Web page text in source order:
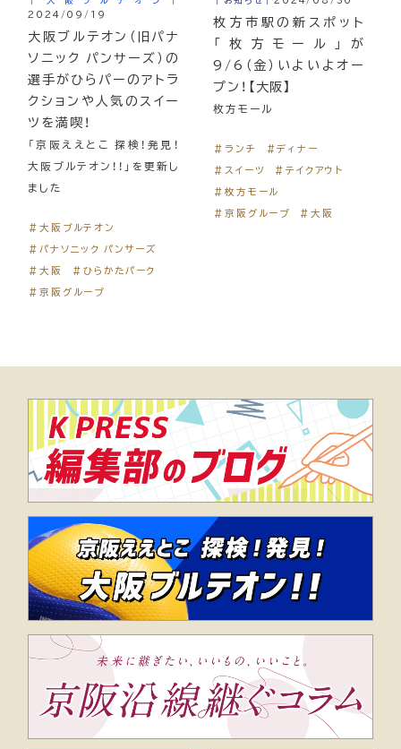
2024/09/19
大阪ブルテオン（旧パナ
ソニック パンサーズ）の
選手がひらパーのアトラ
クションや人気のスイー
ツを満喫！
「京阪ええとこ 探検！発見！
大阪ブルテオン！！」を更新し
ました
＃大阪ブルテオン
＃パナソニック パンサーズ
＃大阪
＃ひらかたパーク
＃京阪グループ
枚方市駅の新スポット
「枚方モール」が
9/6（金）いよいよオー
プン！【大阪】
枚方モール
＃ランチ
＃ディナー
＃スイーツ
＃テイクアウト
＃枚方モール
＃京阪グループ
＃大阪